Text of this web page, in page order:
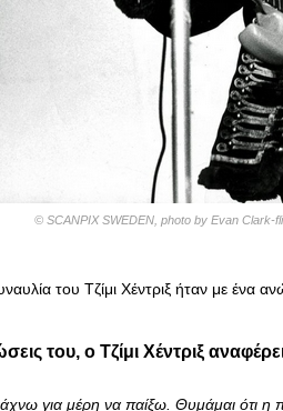
© SCANPIX SWEDEN, photo by Evan
του Τζίμι Χέντριξ ήταν με ένα
του, ο Τζίμι Χέντριξ
για μέρη να παίξω. Θυμάμαι ότι η